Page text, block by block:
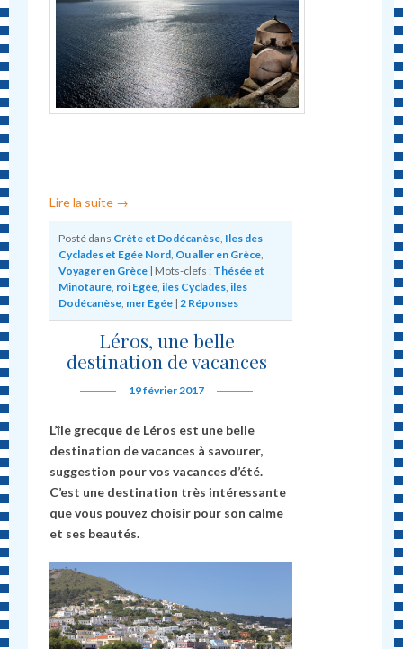
Lire la suite →
Posté dans Crète et Dodécanèse Iles des
Cyclades et Egée Nord Ou aller en Grèce
Voyager en Grèce | Mots-clefs : Thésée et
Minotaure roi Egée ,iles Cyclades ,iles
Dodécanèse mer Egée | 2 Réponses
Léros, une belle
destination de vacances
19 février 2017
L’île grecque de Léros est une belle
destination de vacances à savourer,
suggestion pour vos vacances d’été.
C’est une destination très intéressante
que vous pouvez choisir pour son calme
et ses beautés.